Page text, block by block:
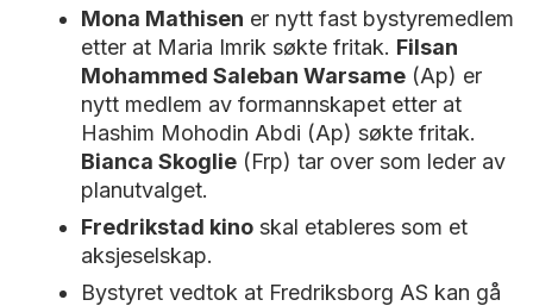
Mona Mathisen er nytt fast bystyremedlem
etter at Maria Imrik søkte fritak. Filsan
Mohammed Saleban Warsame(Ap) er
nytt medlem av formannskapet etter at
Hashim Mohodin Abdi (Ap) søkte fritak.
Bianca Skoglie(Frp) tar over som leder av
planutvalget.
Fredrikstad kinoskal etableres som et
aksjeselskap.
Bystyret vedtok at Fredriksborg AS kan gå